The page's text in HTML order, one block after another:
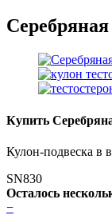
Серебряная
Купить
Кулон-подвеска в
SN830
Осталось
−